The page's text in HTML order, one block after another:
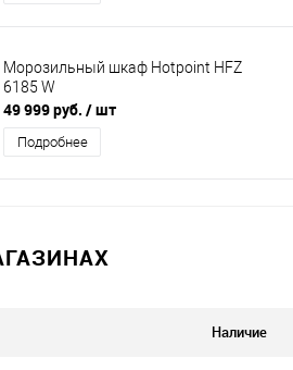
Морозильный шкаф Hotpoint HFZ
6185 W
49 999 руб. / шт
Подробнее
Наличие